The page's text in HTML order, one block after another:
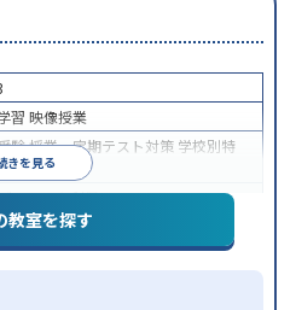
きを見る
習 映像授業
験授業・定期テスト対策 学校別特
レットを利用
教室を探す